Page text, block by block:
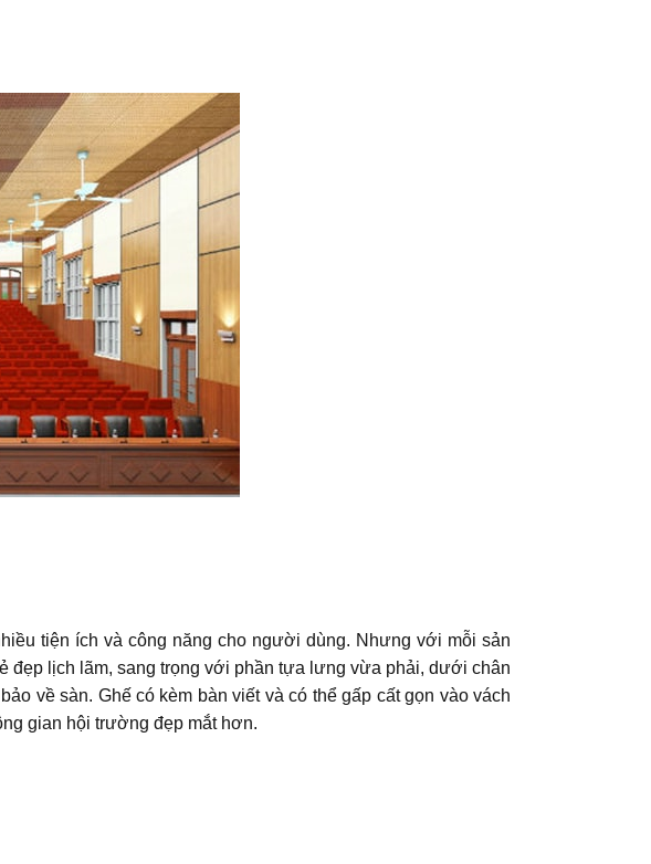
tiện ích và công năng cho người dùng. Nhưng với mỗi sản
đẹp lịch lãm, sang trọng với phần tựa lưng vừa phải, dưới chân
về sàn. Ghế có kèm bàn viết và có thể gấp cất gọn vào vách
gian hội trường đẹp mắt hơn.